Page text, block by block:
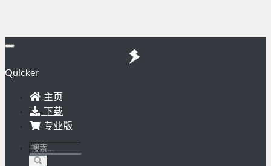
Quicker
主页
下载
专业版